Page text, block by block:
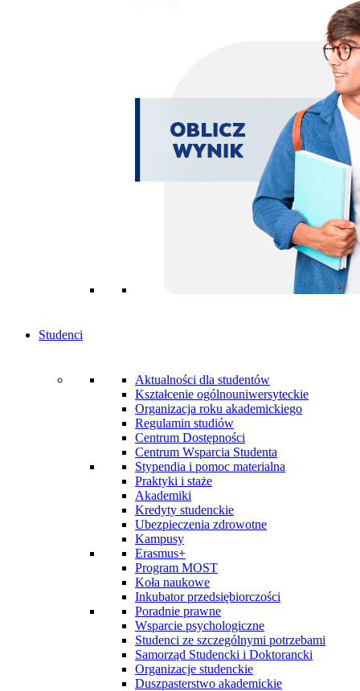
Studenci
Aktualności dla studentów
Kształcenie ogólnouniwersyteckie
Organizacja roku akademickiego
Regulamin studiów
Centrum Dostępności
Centrum Wsparcia Studenta
Stypendia i pomoc materialna
Praktyki i staże
Akademiki
Kredyty studenckie
Ubezpieczenia zdrowotne
Kampusy
Erasmus+
Program MOST
Koła naukowe
Inkubator przedsiębiorczości
Poradnie prawne
Wsparcie psychologiczne
Studenci ze szczególnymi potrzebami
Samorząd Studencki i Doktorancki
Organizacje studenckie
Duszpasterstwo akademickie